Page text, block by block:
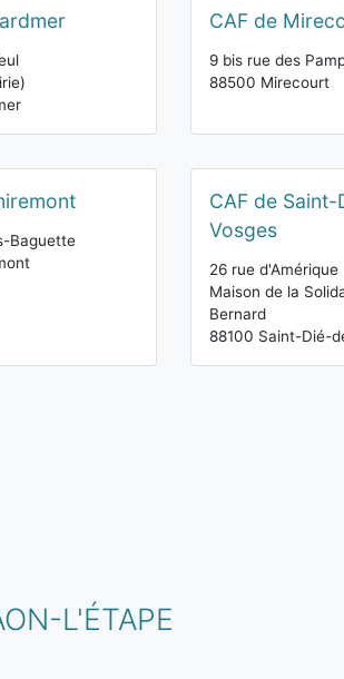
CAF de
9 bis rue des
88500 Mirecourt
Baguette
CAF de
Vosges
26 rue d'Amérique
Maison de la
Bernard
88100 Saint-Dié-
L'ÉTAPE